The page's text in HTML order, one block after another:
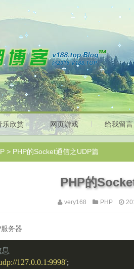
乐欣赏 网页游戏 给我留言
> PHP的Socket通信之UDP篇
PHP的
very168 PHP
务器
127.0.0.1:9998';